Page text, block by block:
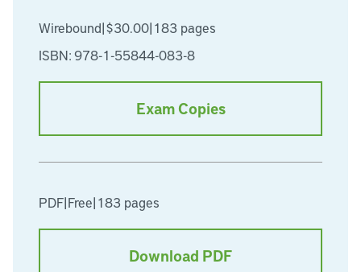
Wirebound|$30.00|183 pages
ISBN: 978-1-55844-083-8
Exam Copies
PDF|Free|183 pages
Download PDF